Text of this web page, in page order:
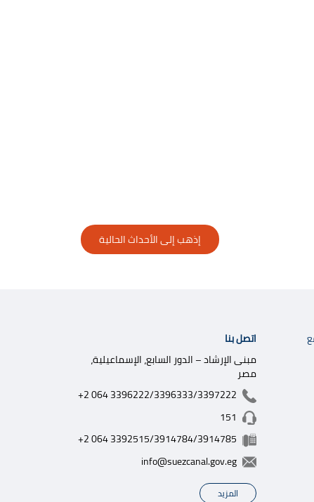
إذهب إلى الأحداث الحالية
اتصل بنا
مبنى الإرشاد – الدور السابع، الإسماعيلية،
مصر
+2 064 3396222/3396333/3397222
151
+2 064 3392515/3914784/3914785
info@suezcanal.gov.eg
المزيد